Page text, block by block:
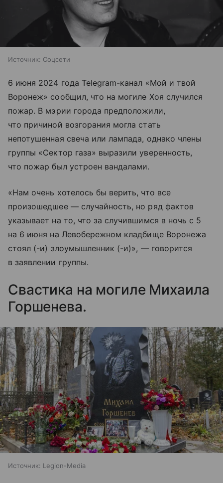
Источник: Соцсети
6 июня 2024 года Telegram-канал «Мой и твой
Воронеж» сообщил, что на могиле Хоя случился
пожар. В мэрии города предположили,
что причиной возгорания могла стать
непотушенная свеча или лампада, однако члены
группы «Сектор газа» выразили уверенность,
что пожар был устроен вандалами.
«Нам очень хотелось бы верить, что все
произошедшее — случайность, но ряд фактов
указывает на то, что за случившимся в ночь с 5
на 6 июня на Левобережном кладбище Воронежа
стоял (-и) злоумышленник (-и)», — говорится
в заявлении группы.
Свастика на могиле Михаила
Горшенева.
Источник: Legion-Media